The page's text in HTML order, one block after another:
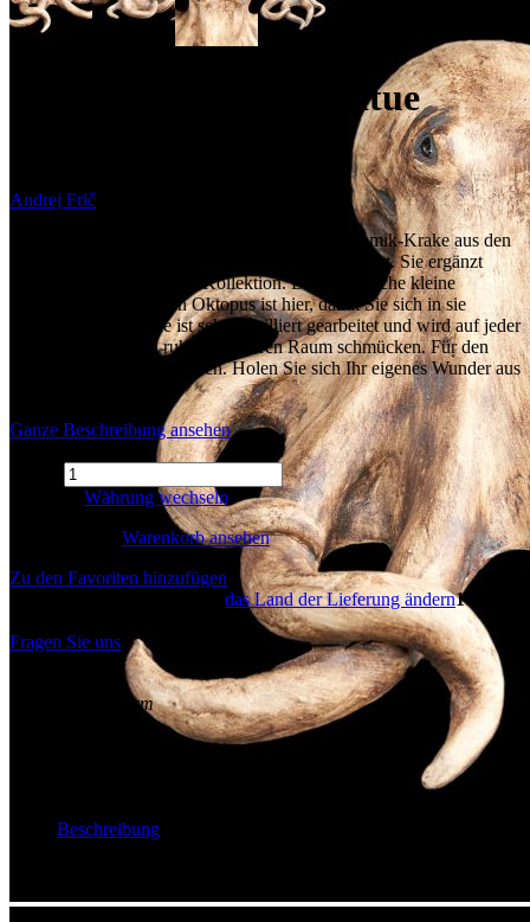
WildArt - Keramikstatue
Andrej Frič
Wir freuen uns sehr, dass diese neue kleine Keramik-Krake aus den
Tiefen der Ozeane nun die Ufer von Curiomat ziert. Sie ergänzt
unsere Wild Art Keramik-Kollektion. Diese niedliche kleine
Schwester des größeren Oktopus ist hier, damit Sie sich in sie
verlieben können. Sie ist sehr detailliert gearbeitet und wird auf jeder
Oberfläche friedlich ruhen und Ihren Raum schmücken. Für den
Meeresliebhaber in uns allen. Holen Sie sich Ihr eigenes Wunder aus
Ganze Beschreibung ansehen
Währung wechseln
Warenkorb ansehen
Zu den Favoriten hinzufügen
das Land der Lieferung ändern16 EUR
Fragen Sie uns
9 cm
23 cm
Beschreibung